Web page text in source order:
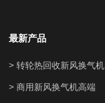
最新产品
> 转轮热回收新风换气机
> 商用新风换气机高端